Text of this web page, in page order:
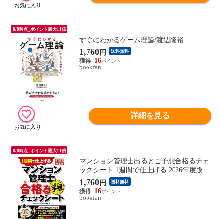
8/8時点_ポイント最大11倍
すぐにわかるゲーム理論/渡辺隆裕
1,760円 送料無料
16
bookfan
詳細を見る
8/8時点_ポイント最大11倍
マンション管理士出るとこ予想合格るチェ
ックシート 1週間で仕上げる 2026年度版/
ＴＡＣマンション管理士講座
1,760円 送料無料
16
bookfan